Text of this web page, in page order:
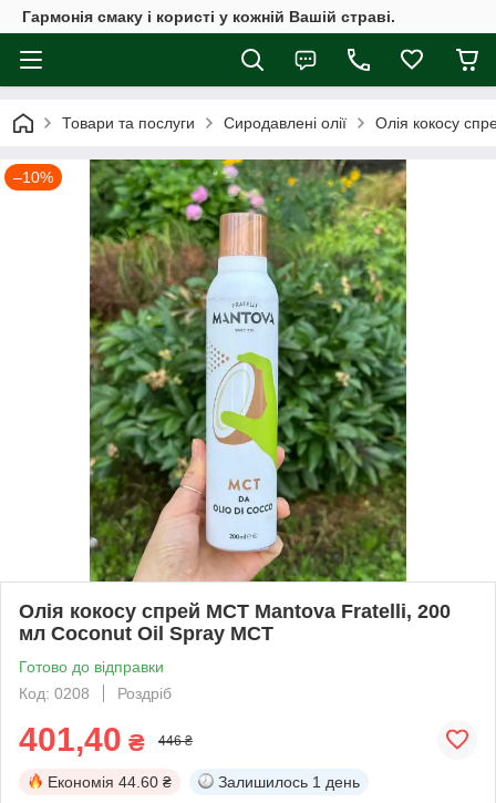
Гармонія смаку і користі у кожній Вашій страві.
Товари та послуги Сиродавлені олії Олія кокосу
–10%
Олія кокосу спрей МСТ Mantova Fratelli, 200
мл Coconut Oil Spray MCT
Готово до відправки
Код: 0208
Роздріб
401,40 ₴ 446 ₴
Економія 44.60 ₴ Залишилось 1 день